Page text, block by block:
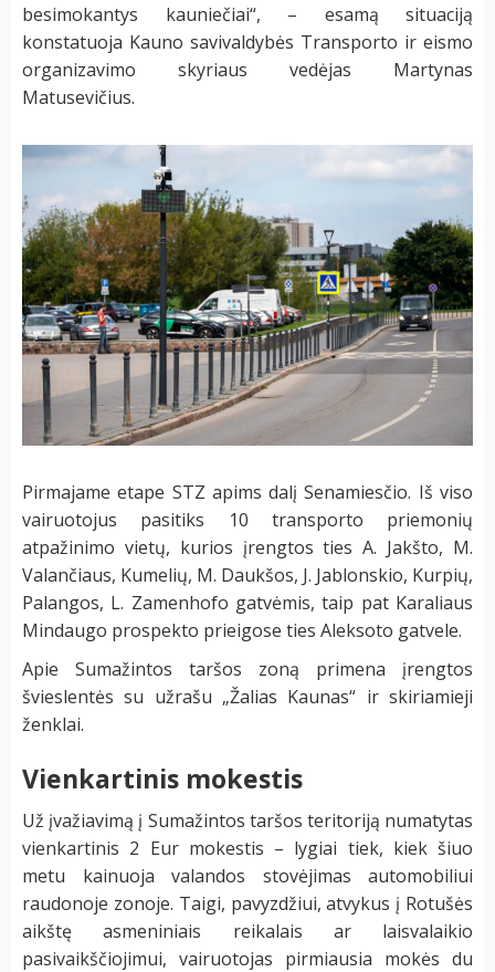
besimokantys kauniečiai“, – esamą situaciją
konstatuoja Kauno savivaldybės Transporto ir eismo
organizavimo skyriaus vedėjas Martynas
Matusevičius.
Pirmajame etape STZ apims dalį Senamiesčio. Iš viso
vairuotojus pasitiks 10 transporto priemonių
atpažinimo vietų, kurios įrengtos ties A. Jakšto, M.
Valančiaus, Kumelių, M. Daukšos, J. Jablonskio, Kurpių,
Palangos, L. Zamenhofo gatvėmis, taip pat Karaliaus
Mindaugo prospekto prieigose ties Aleksoto gatvele.
Apie Sumažintos taršos zoną primena įrengtos
švieslentės su užrašu „Žalias Kaunas“ ir skiriamieji
ženklai.
Vienkartinis mokestis
Už įvažiavimą į Sumažintos taršos teritoriją numatytas
vienkartinis 2 Eur mokestis – lygiai tiek, kiek šiuo
metu kainuoja valandos stovėjimas automobiliui
raudonoje zonoje. Taigi, pavyzdžiui, atvykus į Rotušės
aikštę asmeniniais reikalais ar laisvalaikio
pasivaikščiojimui, vairuotojas pirmiausia mokės du